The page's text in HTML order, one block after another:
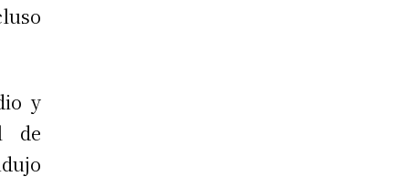
y
de